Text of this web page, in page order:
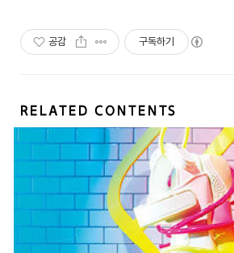
공감 구독하기
RELATED CONTENTS